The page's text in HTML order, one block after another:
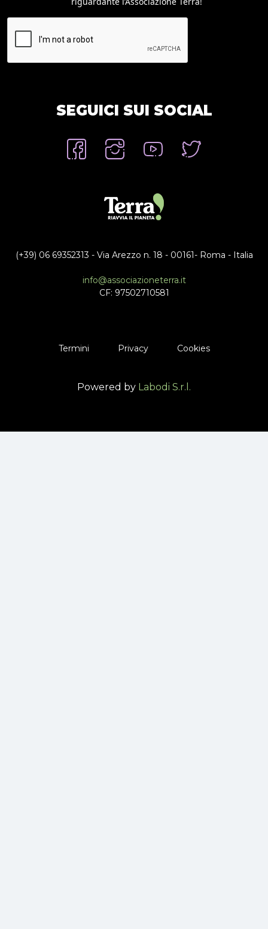
(+39) 06 69352313 - Via Arezzo n. 18 - 00161- Roma - Italia
info@associazioneterra.it
CF: 97502710581
SEGUICI SUI SOCIAL
Termini Privacy Cookies
Powered by Labodi S.r.l.